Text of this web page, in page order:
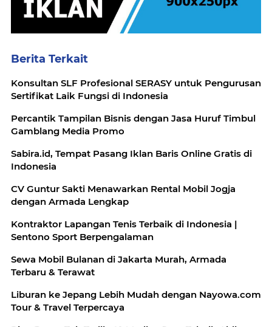
Berita Terkait
Konsultan SLF Profesional SERASY untuk Pengurusan
Sertifikat Laik Fungsi di Indonesia
Percantik Tampilan Bisnis dengan Jasa Huruf Timbul
Gamblang Media Promo
Sabira.id, Tempat Pasang Iklan Baris Online Gratis di
Indonesia
CV Guntur Sakti Menawarkan Rental Mobil Jogja
dengan Armada Lengkap
Kontraktor Lapangan Tenis Terbaik di Indonesia |
Sentono Sport Berpengalaman
Sewa Mobil Bulanan di Jakarta Murah, Armada
Terbaru & Terawat
Liburan ke Jepang Lebih Mudah dengan Nayowa.com
Tour & Travel Terpercaya